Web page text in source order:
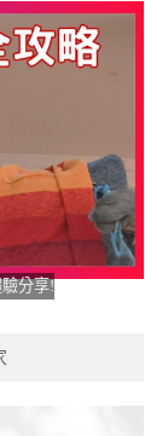
分享!